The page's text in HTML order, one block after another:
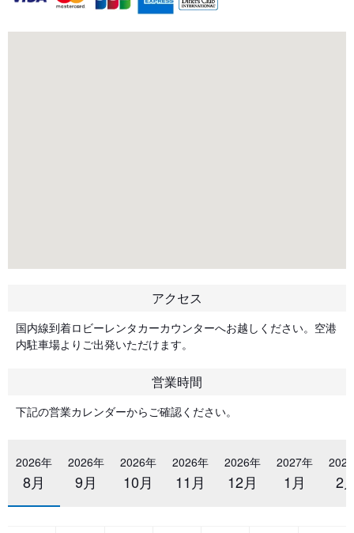
アクセス
国内線到着ロビーレンタカーカウンターへお越しください。空港
内駐車場よりご出発いただけます。
営業時間
下記の営業カレンダーからご確認ください。
2026年
8月
2026年
9月
2026年
10月
2026年
11月
2026年
12月
2027年
1月 2